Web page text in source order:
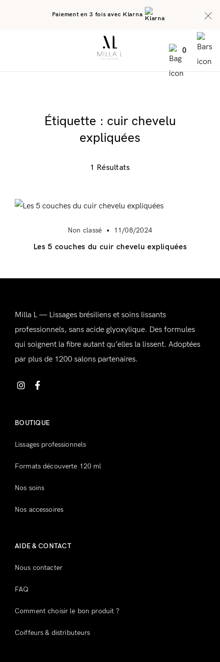
Paiement en 3 fois avec Klarna
0
Se connecter
Souvenez-vous de moi
Alternative:
Étiquette : cuir chevelu
expliquées
1 Résultats
Non classé 11/08/2024
Les 5 couches du cuir chevelu expliquées
Milla L — Lissages brésiliens et soins lissants
professionnels, sans acide glyoxylique. Des formules
qui soignent la fibre autant qu’elles la lissent. Adoptées
par plus de 1200 salons partenaires.
BOUTIQUE
Lissages professionnels
Formats découverte 120 ml
Nos soins
Nos accessoires
AIDE & CONTACT
Nous contacter
FAQ
Comment choisir le bon produit ?
Coiffeurs & distributeurs